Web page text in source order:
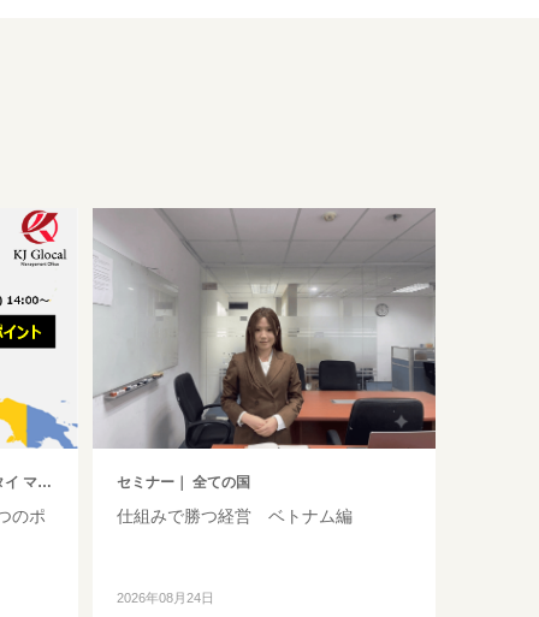
シア
のポ
セミナー｜ 全ての国
仕組みで勝つ経営 ベトナム編
2026年08月24日